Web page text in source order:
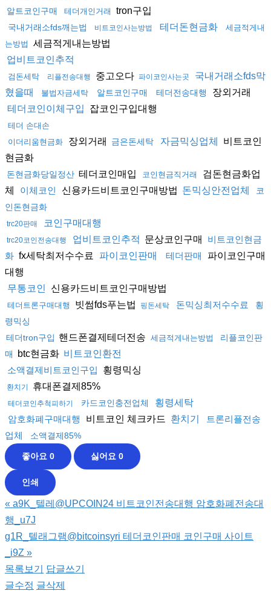
알트코인구매 테더개인거래 tron구입
국내거래소fds깨는법 비트코인사는방법 테더돈현금화
세금적게내
는방법
세금적게내는방법
업비트코인추적
검돈세탁 리플전송대행 중고오다 파이코인사는곳
국내거래소fds막
혔을때
불법자금세탁 알트코인구매 테더전송대행 장외거래
테더코인이체구입 잡코인구입대행
테더 손대손
이더리움현금화
장외거래 금은돈세탁 자금믹싱업체
비트코인
현금화
돈현금화당일정산 테더코인매입 코인현금직거래
검돈현금화업
체
이체코인 신용카드비트코인구매방법 돈믹싱안전업체
코
인돈현금화
trc20판매 코인구매대행
trc20코인전송대행 업비트코인추적 문상코인구매
비트코인현금
화 fx세탁최저수수료 파이코인판매 테더판매
파이코인구매
대행
무통코인 신용카드비트코인구매방법
테더트론구매대행 빗썸fds푸는법 핑돈세탁 돈믹싱최저수수료
횡
령믹싱
테더tron구입 핸드폰결제테더전송 세금적게내는방법
리플코인판
매
btc현금화 비트코인환전
소액결제비트코인구입
횡령믹싱
환치기 휴대폰결제85%
테더코인추척피하기 카드코인충전업체
횡령세탁
암호화폐구매대행
비트코인 체크카드 환치기
트론리플전송
업체
소액결제85%
좋아요 0 싫어요 0
인쇄
« a9K_텔레@UPCOIN24 비트코인전송대행 암호화폐전송대
행_u7J
g1R_텔래그램@bitcoinsyri 테더코인판매 코인구매 사이트
_i9Z »
목록보기 답글쓰기
글수정 글삭제